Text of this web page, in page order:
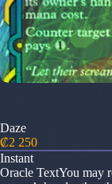
Daze
₡2 250
Instant
Oracle TextYou may